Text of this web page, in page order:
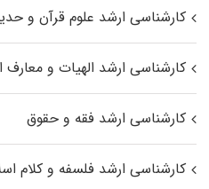
کارشناسی ارشد علوم قرآن و
کارشناسی ارشد الهیات و
کارشناسی ارشد فقه و حقوق
کارشناسی ارشد فلسفه و کلام